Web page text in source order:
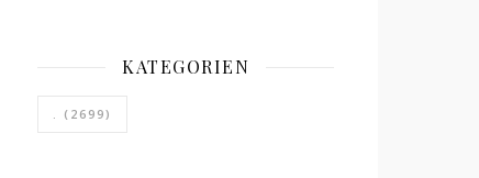
KATEGORIEN
. (2699)